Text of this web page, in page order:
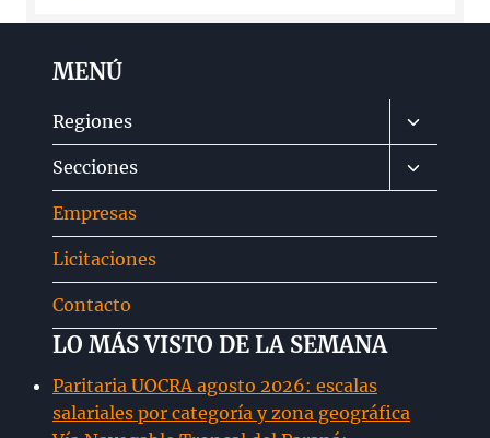
MENÚ
Regiones
Alternar
menú
hijo
Secciones
Alternar
menú
Empresas
Licitaciones
Contacto
LO MÁS VISTO DE LA SEMANA
Paritaria UOCRA agosto 2026: escalas
salariales por categoría y zona geográfica